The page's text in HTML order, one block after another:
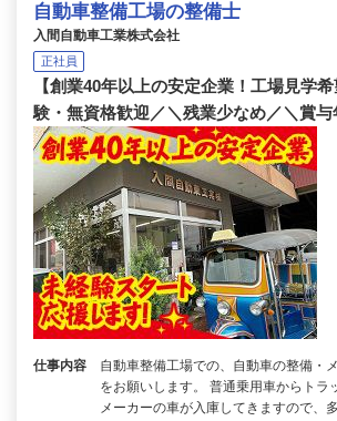
自動車整備工場の整備士
入間自動車工業株式会社
正社員
【創業40年以上の安定企業！工場見学
験・無資格歓迎／＼残業少なめ／＼賞与
仕事内容
自動車整備工場での、自動車の整備・
をお願いします。 普通乗用車からトラ
メーカーの車が入庫してきますので、